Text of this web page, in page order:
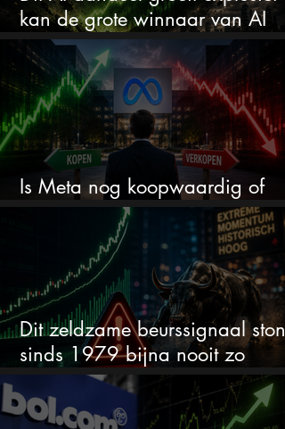
kan de grote winnaar van AI
worden
Is Meta nog koopwaardig of
wordt het tijd om te verkopen?
Dit zeldzame beurssignaal stond
sinds 1979 bijna nooit zo
extreem